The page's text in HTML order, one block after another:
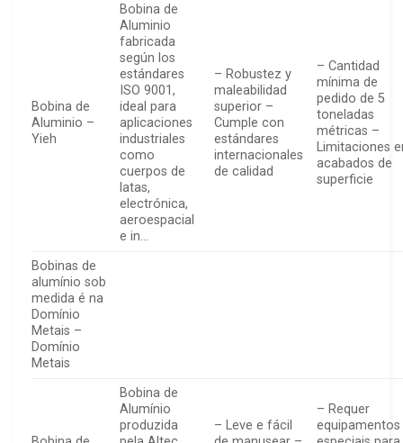
Bobina de
Aluminio –
Yieh
Bobina de
Aluminio
fabricada
según los
estándares
ISO 9001,
ideal para
aplicaciones
industriales
como
cuerpos de
latas,
electrónica,
aeroespacial
e in…
– Robustez y
maleabilidad
superior –
Cumple con
estándares
internacionales
de calidad
– Cantidad
mínima de
pedido de 5
toneladas
métricas –
Limitaciones
acabados de
superficie
Bobinas de
alumínio sob
medida é na
Domínio
Metais –
Domínio
Metais
Bobina de
Alumínio
produzida
– Leve e fácil
– Requer
equipamentos